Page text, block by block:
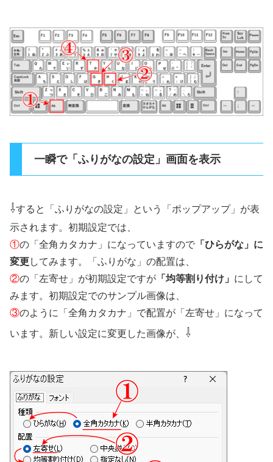
一瞬で「ふりがなの設定」画面を表示
⇩すると「ふりがなの設定」という「ポップアップ」が表
示されます。初期設定では、
①の「全角カタカナ」になっていますので 「ひらがな」に
変更 してみます。「ふりがな」の配置は、
②の「左寄せ」が初期設定ですが 「均等割り付け」 にして
みます。初期設定でのサンプル画像は、
③のように「全角カタカナ」で配置が「左寄せ」になって
います。新しい設定に変更した画像が、 ⇩